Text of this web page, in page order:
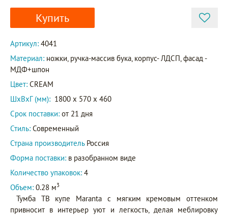
Купить
Артикул: 4041
Материал: ножки, ручка-массив бука, корпус- ЛДСП, фасад -
МДФ+шпон
Цвет: CREAM
ШxВxГ (мм): 1800 x 570 x 460
Срок поставки: от 21 дня
Стиль: Современный
Страна производитель Россия
Форма поставки: в разобранном виде
Количество упаковок: 4
Объем: 0.28 м3
Тумба ТВ купе Maranta с мягким кремовым оттенком
привносит в интерьер уют и легкость, делая меблировку